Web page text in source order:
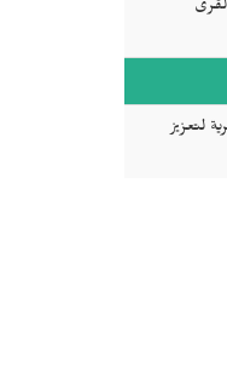
لتعزيز